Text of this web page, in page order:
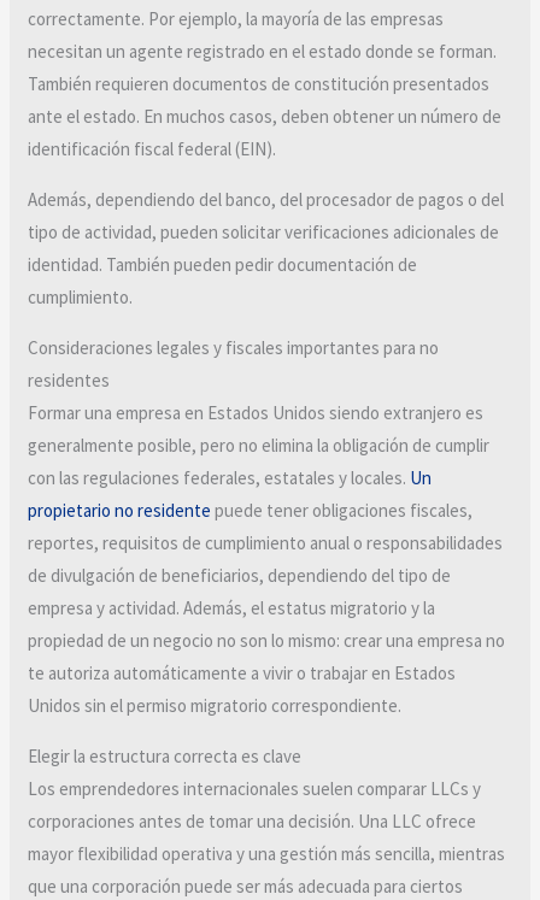
correctamente. Por ejemplo, la mayoría de las empresas
necesitan un agente registrado en el estado donde se forman.
También requieren documentos de constitución presentados
ante el estado. En muchos casos, deben obtener un número de
identificación fiscal federal (EIN).
Además, dependiendo del banco, del procesador de pagos o del
tipo de actividad, pueden solicitar verificaciones adicionales de
identidad. También pueden pedir documentación de
cumplimiento.
Consideraciones legales y fiscales importantes para no
residentes
Formar una empresa en Estados Unidos siendo extranjero es
generalmente posible, pero no elimina la obligación de cumplir
con las regulaciones federales, estatales y locales. Un
propietario no residente puede tener obligaciones fiscales,
reportes, requisitos de cumplimiento anual o responsabilidades
de divulgación de beneficiarios, dependiendo del tipo de
empresa y actividad. Además, el estatus migratorio y la
propiedad de un negocio no son lo mismo: crear una empresa no
te autoriza automáticamente a vivir o trabajar en Estados
Unidos sin el permiso migratorio correspondiente.
Elegir la estructura correcta es clave
Los emprendedores internacionales suelen comparar LLCs y
corporaciones antes de tomar una decisión. Una LLC ofrece
mayor flexibilidad operativa y una gestión más sencilla, mientras
que una corporación puede ser más adecuada para ciertos